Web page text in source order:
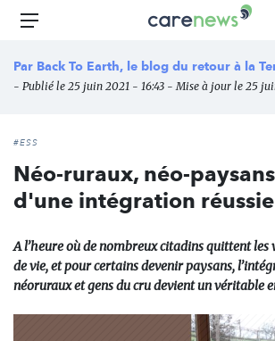
Aller
principal
Carenews,
média
des
Menu
Par Back To Earth, le blog du retour à la
- Publié le 25 juin 2021 - 16:43 - Mise à jour le 25
#ESS
Néo-ruraux, néo-
d'une intégration réussie
A l’heure où de nombreux citadins quittent
de vie, et pour certains devenir paysans,
néoruraux et gens du cru devient un véritable